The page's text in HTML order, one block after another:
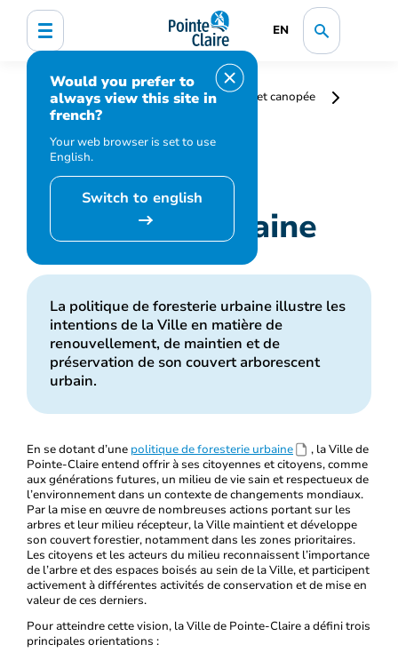
EN
Would you prefer to
always view this site in
french?
Your web browser is set to use
English.
Switch to english
Accueil Environnement
Arbres et canopée
Foresterie urbaine
Foresterie urbaine
La politique de foresterie urbaine illustre les
intentions de la Ville en matière de
renouvellement, de maintien et de
préservation de son couvert arborescent
urbain.
En se dotant d’une politique de foresterie urbaine
, la Ville de
Pointe-Claire entend offrir à ses citoyennes et citoyens, comme
aux générations futures, un milieu de vie sain et respectueux de
l’environnement dans un contexte de changements mondiaux.
Par la mise en œuvre de nombreuses actions portant sur les
arbres et leur milieu récepteur, la Ville maintient et développe
son couvert forestier, notamment dans les zones prioritaires.
Les citoyens et les acteurs du milieu reconnaissent l’importance
de l’arbre et des espaces boisés au sein de la Ville, et participent
activement à différentes activités de conservation et de mise en
valeur de ces derniers.
Pour atteindre cette vision, la Ville de Pointe-Claire a défini trois
principales orientations :